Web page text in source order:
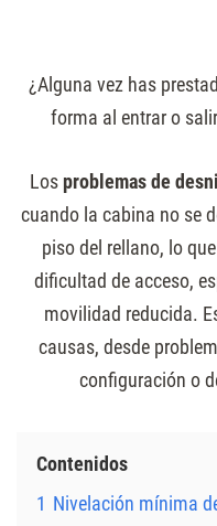
¿Alguna vez has
forma al entrar o
Los problemas de
cuando la cabina no se
piso del rellano, lo
dificultad de acceso,
movilidad reducida.
causas, desde
configuración o
Contenidos
1 Nivelación mínima